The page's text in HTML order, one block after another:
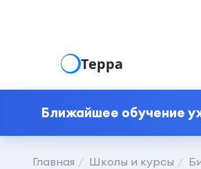
Терра
Ближайшее обучение
Главная Школы и курсы